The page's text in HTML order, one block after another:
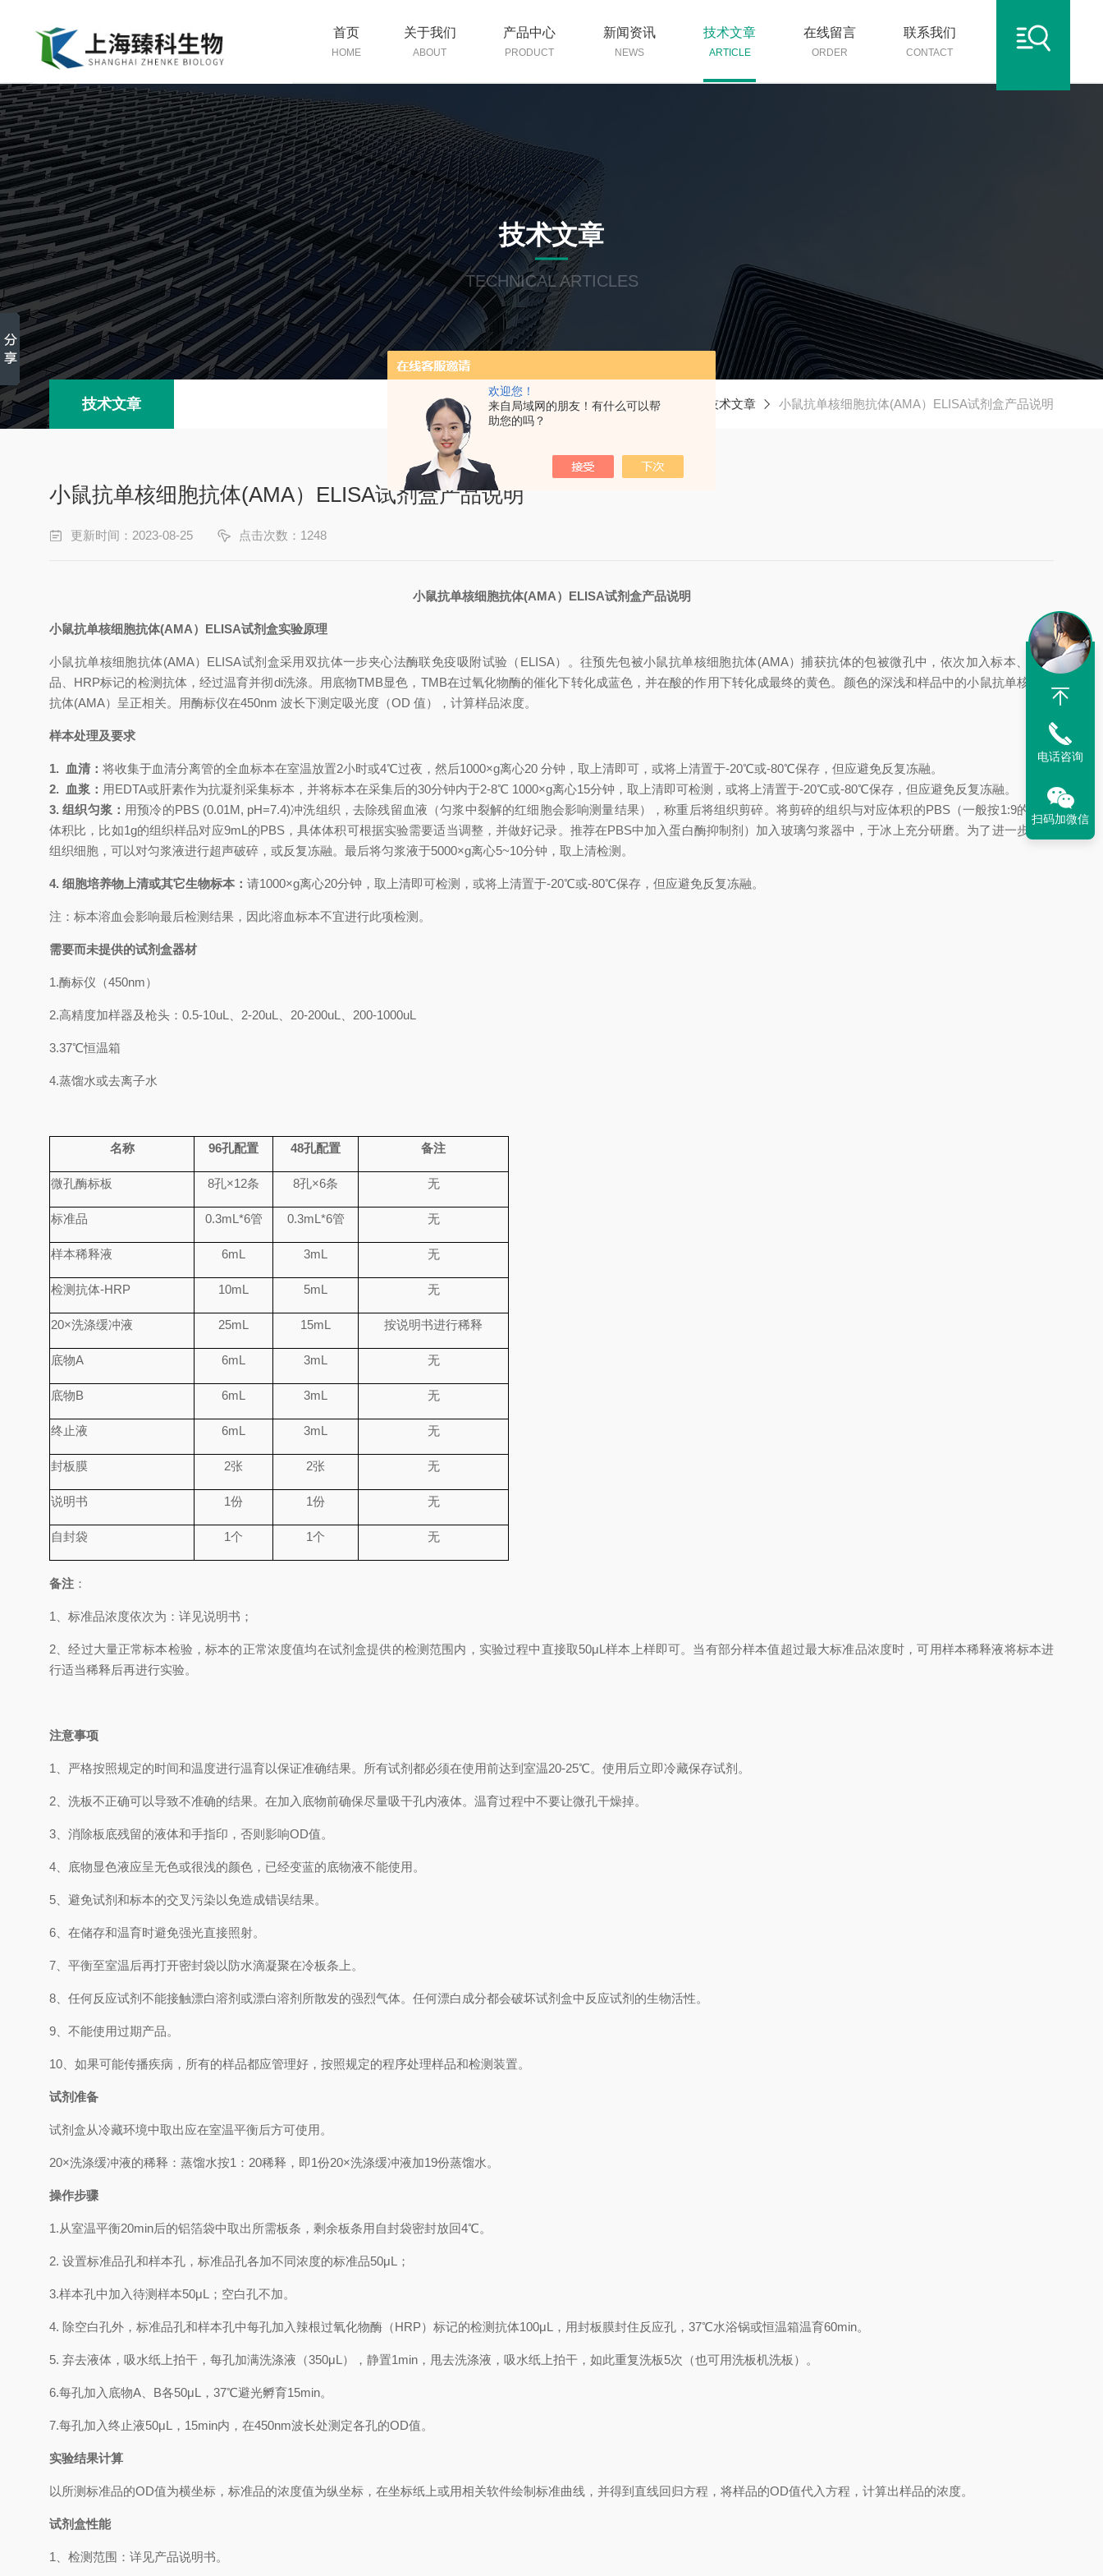
欢迎您！
来自局域网的朋友！有什么可以帮
助您的吗？
首页
HOME
关于我们
ABOUT
产品中心
PRODUCT
新闻资讯
NEWS
技术文章
ARTICLE
在线留言
ORDER
联系我们
CONTACT
技术文章
TECHNICAL ARTICLES
技术文章 当前位置：首页 技术文章 小鼠抗单核细胞抗体(AMA）ELISA试剂盒产品说明
小鼠抗单核细胞抗体(AMA）ELISA试剂盒产品说明
更新时间：2023-08-25 点击次数：1248
小鼠抗单核细胞抗体(AMA） ELISA试剂盒产品说明
小鼠抗单核细胞抗体(AMA） ELISA试剂盒实验原理
小鼠抗单核细胞抗体(AMA） ELISA试剂盒采用双抗体一步夹心法酶联免疫吸附试验（ ELISA）。往预先包被小鼠抗单核细胞抗体(AMA）捕获抗体的包被微孔中，依次加入标本、标准
品、 HRP标记的检测抗体，经过温育并彻di洗涤。用底物TMB显色，TMB在过氧化物酶的催化下转化成蓝色，并在酸的作用下转化成最终的黄色。颜色的深浅和样品中的小鼠抗单核细胞
抗体(AMA） 呈正相关。用酶标仪在450nm 波长下测定吸光度（OD 值），计算样品浓度。
样本处理及要求
1. 血清： 将收集于血清分离管的全血标本在室温放置2小时或4℃过夜，然后1000×g离心20 分钟，取上清即可，或将上清置于-20℃或-80℃保存，但应避免反复冻融。
2.
血浆： 用EDTA或肝素作为抗凝剂采集标本，并将标本在采集后的30分钟内于2-8℃ 1000×g离心15分钟，取上清即可检测，或将上清置于-20℃或-80℃保存，但应避免反复冻融。
3. 组织匀浆： 用预冷的PBS (0.01M, pH=7.4)冲洗组织，去除残留血液（匀浆中裂解的红细胞会影响测量结果），称重后将组织剪碎。将剪碎的组织与对应体积的PBS（一般按1:9的重量
体积比，比如1g的组织样品对应9mL的PBS，具体体积可根据实验需要适当调整，并做好记录。推荐在PBS中加入蛋白酶抑制剂）加入玻璃匀浆器中，于冰上充分研磨。为了进一步裂解
组织细胞，可以对匀浆液进行超声破碎，或反复冻融。最后将匀浆液于5000×g离心5~10分钟，取上清检测。
4. 细胞培养物上清或其它生物标本： 请1000×g离心20分钟，取上清即可检测，或将上清置于-20℃或-80℃保存，但应避免反复冻融。
注：标本溶血会影响最后检测结果，因此溶血标本不宜进行此项检测。
需要而未提供的试剂盒器材
1.酶标仪（450nm）
2.高精度加样器及枪头： 0.5-10uL 2-20uL 20-200uL 200-1000uL
3.37℃恒温箱
4.蒸馏水或去离子水
名称 96孔配置 48孔配置 备注
微孔酶标板 8孔×12条 8孔×6条 无
标准品 0.3mL*6管 0.3mL*6管 无
样本稀释液 6mL 3mL 无
检测抗体-HRP 10mL 5mL 无
20×洗涤缓冲液 25mL 15mL 按说明书进行稀释
底物A 6mL 3mL 无
底物B 6mL 3mL 无
终止液 6mL 3mL 无
封板膜 2张 2张 无
说明书 1份 1份 无
自封袋 1个 1个 无
备注 ：
1、 标准品浓度依次为 ： 详见说明书；
2、经过大量正常标本检验，标本的正常浓度值均在试剂盒提供的检测范围内，实验过程中直接取50μL样本上样即可。当有部分样本值超过最大标准品浓度时，可用样本稀释液将标本进
行适当稀释后再进行实验。
注意事项
1、 严格按照规定的时间和温度进行温育以保证准确结果。所有试剂都必须在使用前达到室温20-25℃。使用后立即冷藏保存试剂。
2、 洗板不正确可以导致不准确的结果。在加入底物前确保尽量吸干孔内液体。温育过程中不要让微孔干燥掉。
3、 消除板底残留的液体和手指印，否则影响OD值。
4、 底物显色液应呈无色或很浅的颜色，已经变蓝的底物液不能使用。
5、 避免试剂和标本的交叉污染以免造成错误结果。
6、 在储存和温育时避免强光直接照射。
7、 平衡至室温后再打开密封袋以防水滴凝聚在冷板条上。
8、 任何反应试剂不能接触漂白溶剂或漂白溶剂所散发的强烈气体。任何漂白成分都会破坏试剂盒中反应试剂的生物活性。
9、 不能使用过期产品。
10、 如果可能传播疾病，所有的样品都应管理好，按照规定的程序处理样品和检测装置。
试剂准备
试剂盒从冷藏环境中取出应在室温平衡后方可使用。
20×洗涤缓冲液的稀释：蒸馏水按1 ： 20稀释，即1份20×洗涤缓冲液加19份蒸馏水。
操作步骤
1.从室温平衡20min后的铝箔袋中取出所需板条，剩余板条用自封袋密封放回4℃。
2. 设置标准品孔和样本孔，标准品孔各加不同浓度的标准品50μL ；
3.样本孔中加 入待测样本50μL ；空白孔不加。
4. 除空白孔外，标准品孔和样本孔中每孔加入辣根过氧化物酶（HRP）标记的检测抗体100μL ，用封板膜封住反应孔， 37℃水浴锅或恒温箱温育60min。
5. 弃去液体，吸水纸上拍干，每孔加满洗涤液 （350μL ） ，静置1min ，甩去洗涤液，吸水纸上拍干，如此重复洗板5次（也可用洗板机洗板）。
6.每孔加入底物A B各50μL ， 37℃避光孵育15min。
7.每孔加入终止液50μL ， 15min内，在450nm波长处测定各孔的OD值。
实验结果计算
以 所测标准品的OD值为横坐标， 标准品的浓度值为纵坐标，在坐标纸上或用相关软件绘制 标准曲线 ，并得到 直线回归方程 ， 将样品的OD值代入方程，计算出样品的浓度。
试剂盒性能
1、检测范围： 详见产品说明书。
电话咨询
扫码加微信